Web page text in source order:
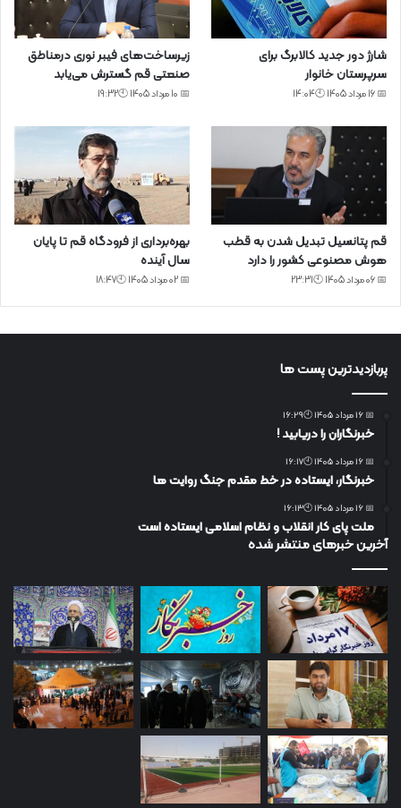
شارژ دور جدید کالابرگ برای
سرپرستان خانوار
📅 16 مرداد 1405 🕙14:04
زیرساخت‌های فیبر نوری درمناطق
صنعتی قم گسترش می‌یابد
📅 10 مرداد 1405 🕙19:32
قم پتانسیل تبدیل شدن به قطب
هوش مصنوعی کشور را دارد
📅 06 مرداد 1405 🕙23:31
بهره‌برداری از فرودگاه قم تا پایان
سال آینده
📅 02 مرداد 1405 🕙18:47
پربازدیدترین پست ها
📅 16 مرداد 1405 🕙16:29
خبرنگاران را دریابید !
📅 16 مرداد 1405 🕙16:17
خبرنگار، ایستاده در خط مقدم جنگ روایت ها
📅 16 مرداد 1405 🕙16:13
ملت پای کار انقلاب و نظام اسلامی ایستاده است
آخرین خبرهای منتشر شده